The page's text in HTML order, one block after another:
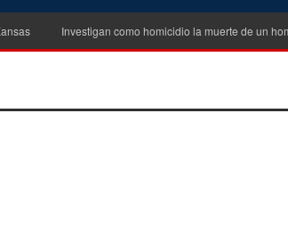
Investigan como homicidio la muerte de un hombre